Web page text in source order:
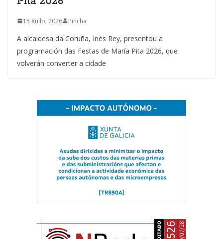
15 Xullo, 2026 Pincha
A alcaldesa da Coruña, Inés Rey, presentou a
programación das Festas de María Pita 2026, que
volverán converter a cidade